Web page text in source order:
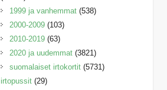
1999 ja vanhemmat (538)
2000-2009 (103)
2010-2019 (63)
2020 ja uudemmat (3821)
suomalaiset irtokortit (5731)
irtopussit (29)